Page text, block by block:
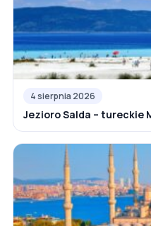
4 sierpnia 2026
Jezioro Salda – tureckie